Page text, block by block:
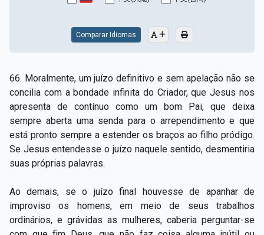
Comparar Idiomas
66. Moralmente, um juízo definitivo e sem apelação não se
concilia com a bondade infinita do Criador, que Jesus nos
apresenta de contínuo como um bom Pai, que deixa
sempre aberta uma senda para o arrependimento e que
está pronto sempre a estender os braços ao filho pródigo.
Se Jesus entendesse o juízo naquele sentido, desmentiria
suas próprias palavras.
Ao demais, se o juízo final houvesse de apanhar de
improviso os homens, em meio de seus trabalhos
ordinários, e grávidas as mulheres, caberia perguntar-se